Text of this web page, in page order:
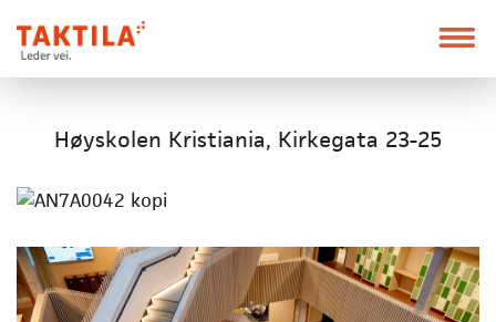
innholdet
Taktila
vei
Høyskolen Kristiania, Kirkegata 23-25